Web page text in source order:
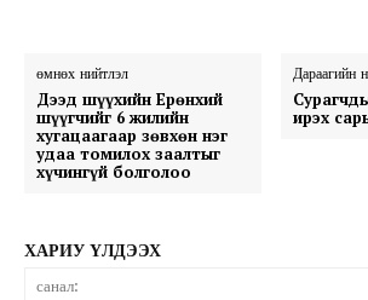
өмнөх нийтлэл
Дээд шүүхийн Ерөнхий
шүүгчийг 6 жилийн
хугацаагаар зөвхөн нэг
удаа томилох заалтыг
хүчингүй болголоо
Дараагийн
ирэх
ХАРИУ ҮЛДЭЭХ